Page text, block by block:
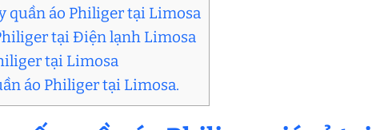
quần áo Philiger tại Limosa
tại Điện lạnh Limosa
tại Limosa
áo Philiger tại Limosa.